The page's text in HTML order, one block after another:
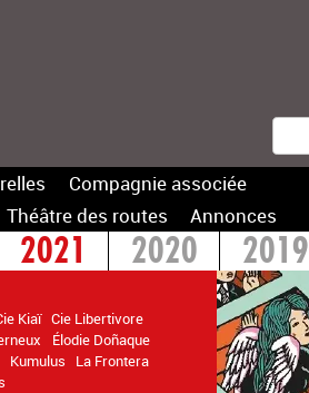
Compagnie associée
Théâtre des routes Annonces
2021
Kiaï Cie Libertivore
Élodie Doñaque
Kumulus
La Frontera
2020 2019